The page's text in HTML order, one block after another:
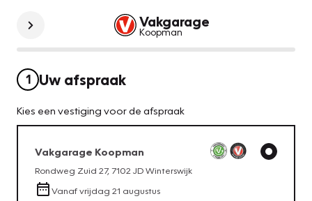
Vakgarage
Koopman
1 Uw afspraak
Kies een vestiging voor de afspraak
Vakgarage Koopman
Rondweg Zuid 27, 7102 JDWinterswijk
Vanafvrijdag 21 augustus